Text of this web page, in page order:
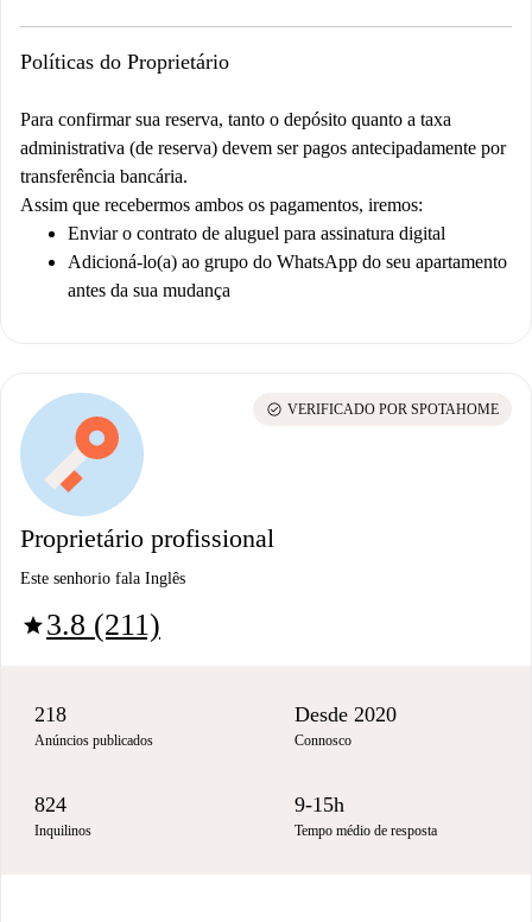
Políticas do Proprietário
Para confirmar sua reserva, tanto o depósito quanto a taxa
administrativa (de reserva) devem ser pagos antecipadamente por
transferência bancária.
Assim que recebermos ambos os pagamentos, iremos:
Enviar o contrato de aluguel para assinatura digital
Adicioná-lo(a) ao grupo do WhatsApp do seu apartamento
antes da sua mudança
Proprietário profissional
Este senhorio fala Inglês
star3.8 (211)
check_circle VERIFICADO POR SPOTAHOME
218
Anúncios publicados
Desde 2020
Connosco
824
Inquilinos
9-15h
Tempo médio de resposta